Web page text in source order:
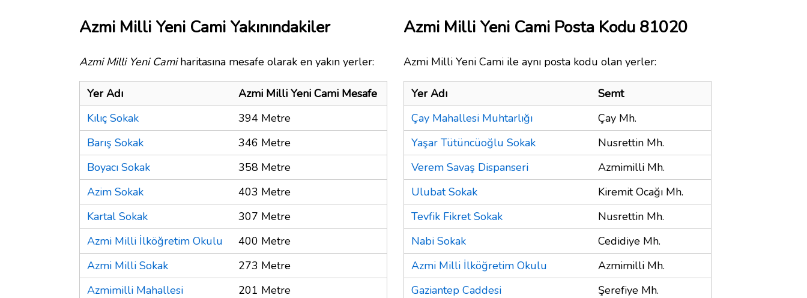
Azmi Milli Yeni Cami Yakınındakiler
Azmi Milli Yeni Camiharitasına mesafe olarak en yakın yerler:
Yer Adı
Azmi Milli Yeni Cami Mesafe
Kılıç Sokak
394 Metre
Barış Sokak
346 Metre
Boyacı Sokak
358 Metre
Azim Sokak
403 Metre
Kartal Sokak
307 Metre
Azmi Milli İlköğretim Okulu
400 Metre
Azmi Milli Sokak
273 Metre
Azmimilli Mahallesi
201 Metre
Azmi Milli Yeni Cami Posta Kodu 81020
Azmi Milli Yeni Cami ile aynı posta kodu olan yerler:
Yer Adı
Semt
Çay Mahallesi Muhtarlığı
Çay Mh.
Yaşar Tütüncüoğlu Sokak
Nusrettin Mh.
Verem Savaş Dispanseri
Azmimilli Mh.
Ulubat Sokak
Kiremit Ocağı Mh.
Tevfik Fikret Sokak
Nusrettin Mh.
Nabi Sokak
Cedidiye Mh.
Azmi Milli İlköğretim Okulu
Azmimilli Mh.
Gaziantep Caddesi
Şerefiye Mh.